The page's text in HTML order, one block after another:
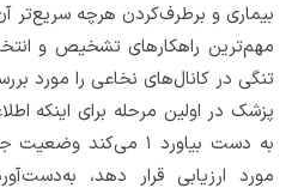
بیماری و برطرف‌کردن هرچه سریع‌تر
مهم‌ترین راهکارهای تشخیص و
تنگی در کانال‌های نخاعی را مورد
پزشک در اولین مرحله برای اینکه
به دست بیاورد ۱ می‌کند
مورد ارزیابی قرار دهد،